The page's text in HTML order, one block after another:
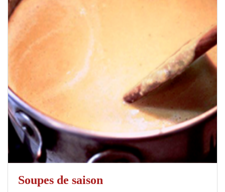
Soupes de saison